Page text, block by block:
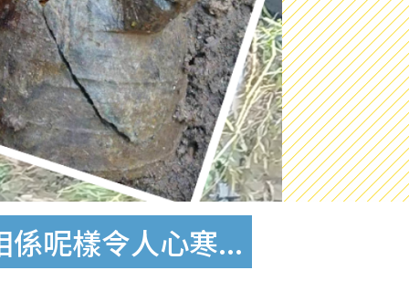
係呢樣令人心寒...